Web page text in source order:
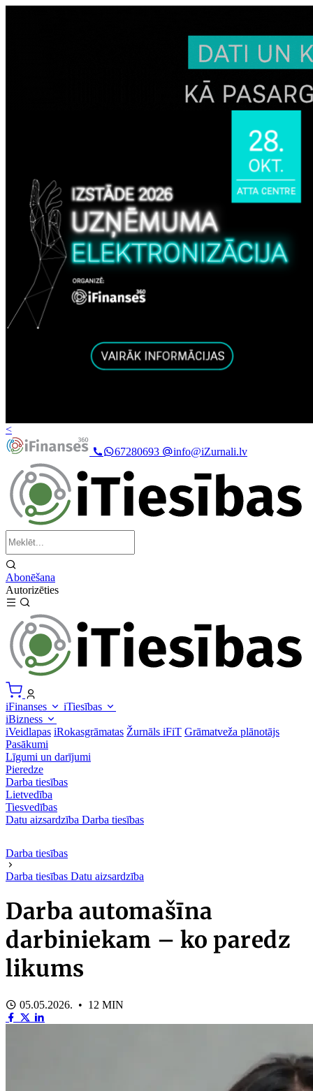
<
67280693
info@iZurnali.lv
Abonēšana
Autorizēties
iFinanses
iTiesības
iBizness
iVeidlapas iRokasgrāmatas Žurnāls iFiT Grāmatveža plānotājs
Pasākumi
Līgumi un darījumi
Pieredze
Darba tiesības
Lietvedība
Tiesvedības
Datu aizsardzība Darba tiesības
Darba tiesības
Darba tiesības Datu aizsardzība
Darba automašīna
darbiniekam – ko paredz
likums
05.05.2026. • 12 MIN